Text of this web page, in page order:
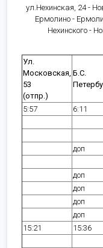
ул.Нехинская, 24 -
Ермолино -
Нехинского -
Ул.
Московская,
53
(отпр.)
Б.С.
5:57 6:11
доп
доп
доп
доп
доп
15:21
15:36